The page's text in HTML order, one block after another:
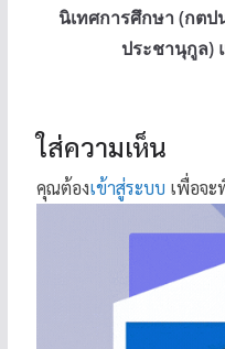
นิเทศการศึกษา (กตป
ประชานุกูล)
ใส่ความเห็น
คุณต้องเข้าสู่ระบบ เพื่อจ